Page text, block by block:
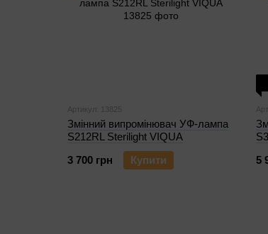
Артикул: 13825
Змінний випромінювач УФ-лампа
S212RL Sterilight VIQUA
3 700 грн
Купити
5